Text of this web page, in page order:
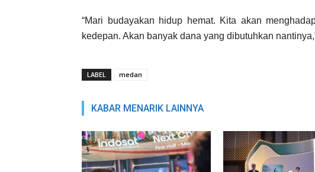
“Mari budayakan hidup hemat. Kita akan
kedepan. Akan banyak dana yang dibutuhkan
LABEL medan
KABAR MENARIK LAINNYA